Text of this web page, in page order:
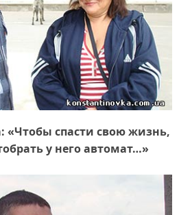
«Чтобы спасти свою жизнь,
у него автомат…»